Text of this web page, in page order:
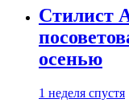
Стилист
осенью
1 неделя спустя